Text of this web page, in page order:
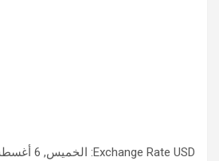
Exchange Rate USD : الخميس, 6 أغسطس.